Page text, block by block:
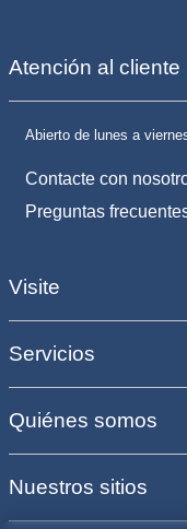
Atención al cliente
Abierto de lunes a
Contacte con
Preguntas
Visite
Servicios
Quiénes somos
Nuestros sitios